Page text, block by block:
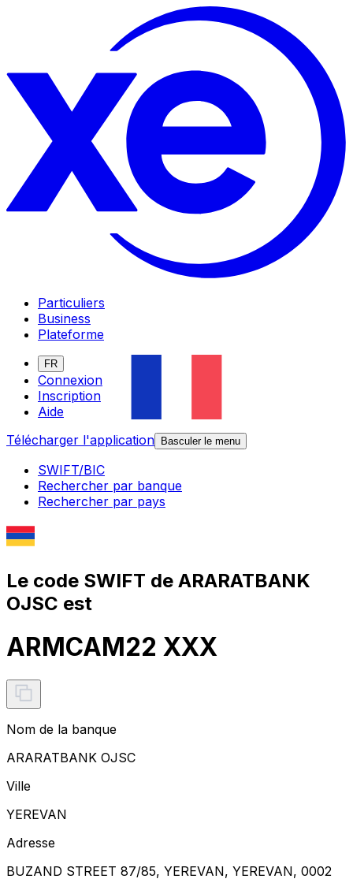
Particuliers
Business
Plateforme
FR
Connexion
Inscription
Aide
Télécharger l'application
Basculer le menu
SWIFT/BIC
Rechercher par banque
Rechercher par pays
Le code SWIFT de ARARATBANK
OJSC est
ARMCAM22 XXX
Nom de la banque
ARARATBANK OJSC
Ville
YEREVAN
Adresse
BUZAND STREET 87/85, YEREVAN, YEREVAN, 0002